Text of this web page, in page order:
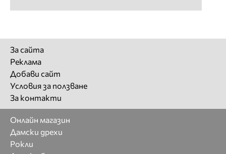
За сайта
Реклама
Добави сайт
Условия за ползване
За контакти
Онлайн магазин
Дамски дрехи
Рокли